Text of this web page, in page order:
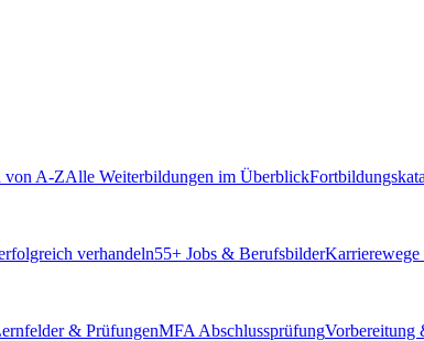
von A-ZAlle Weiterbildungen im Überblick
verhandeln55+ Jobs & Berufsbilder
& PrüfungenMFA AbschlussprüfungVorbereitung